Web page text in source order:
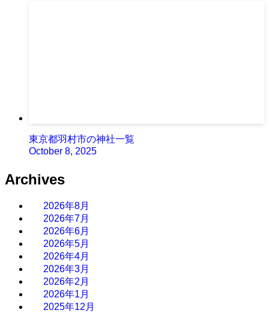
東京都羽村市の神社一覧
October 8, 2025
Archives
2026年8月
2026年7月
2026年6月
2026年5月
2026年4月
2026年3月
2026年2月
2026年1月
2025年12月